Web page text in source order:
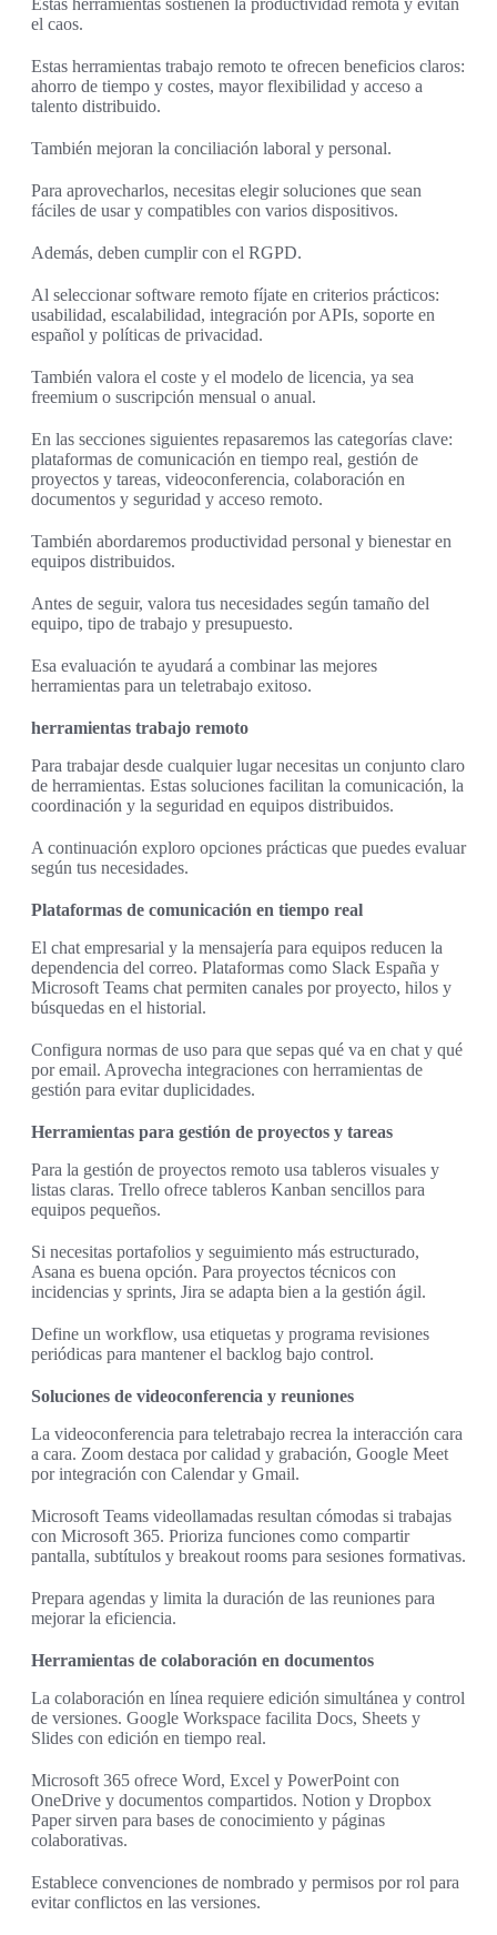
Estas herramientas sostienen la productividad remota y evitan
el caos.
Estas herramientas trabajo remoto te ofrecen beneficios claros:
ahorro de tiempo y costes, mayor flexibilidad y acceso a
talento distribuido.
También mejoran la conciliación laboral y personal.
Para aprovecharlos, necesitas elegir soluciones que sean
fáciles de usar y compatibles con varios dispositivos.
Además, deben cumplir con el RGPD.
Al seleccionar software remoto fíjate en criterios prácticos:
usabilidad, escalabilidad, integración por APIs, soporte en
español y políticas de privacidad.
También valora el coste y el modelo de licencia, ya sea
freemium o suscripción mensual o anual.
En las secciones siguientes repasaremos las categorías clave:
plataformas de comunicación en tiempo real, gestión de
proyectos y tareas, videoconferencia, colaboración en
documentos y seguridad y acceso remoto.
También abordaremos productividad personal y bienestar en
equipos distribuidos.
Antes de seguir, valora tus necesidades según tamaño del
equipo, tipo de trabajo y presupuesto.
Esa evaluación te ayudará a combinar las mejores
herramientas para un teletrabajo exitoso.
herramientas trabajo remoto
Para trabajar desde cualquier lugar necesitas un conjunto claro
de herramientas. Estas soluciones facilitan la comunicación, la
coordinación y la seguridad en equipos distribuidos.
A continuación exploro opciones prácticas que puedes evaluar
según tus necesidades.
Plataformas de comunicación en tiempo real
El chat empresarial y la mensajería para equipos reducen la
dependencia del correo. Plataformas como Slack España y
Microsoft Teams chat permiten canales por proyecto, hilos y
búsquedas en el historial.
Configura normas de uso para que sepas qué va en chat y qué
por email. Aprovecha integraciones con herramientas de
gestión para evitar duplicidades.
Herramientas para gestión de proyectos y tareas
Para la gestión de proyectos remoto usa tableros visuales y
listas claras. Trello ofrece tableros Kanban sencillos para
equipos pequeños.
Si necesitas portafolios y seguimiento más estructurado,
Asana es buena opción. Para proyectos técnicos con
incidencias y sprints, Jira se adapta bien a la gestión ágil.
Define un workflow, usa etiquetas y programa revisiones
periódicas para mantener el backlog bajo control.
Soluciones de videoconferencia y reuniones
La videoconferencia para teletrabajo recrea la interacción cara
a cara. Zoom destaca por calidad y grabación, Google Meet
por integración con Calendar y Gmail.
Microsoft Teams videollamadas resultan cómodas si trabajas
con Microsoft 365. Prioriza funciones como compartir
pantalla, subtítulos y breakout rooms para sesiones formativas.
Prepara agendas y limita la duración de las reuniones para
mejorar la eficiencia.
Herramientas de colaboración en documentos
La colaboración en línea requiere edición simultánea y control
de versiones. Google Workspace facilita Docs, Sheets y
Slides con edición en tiempo real.
Microsoft 365 ofrece Word, Excel y PowerPoint con
OneDrive y documentos compartidos. Notion y Dropbox
Paper sirven para bases de conocimiento y páginas
colaborativas.
Establece convenciones de nombrado y permisos por rol para
evitar conflictos en las versiones.